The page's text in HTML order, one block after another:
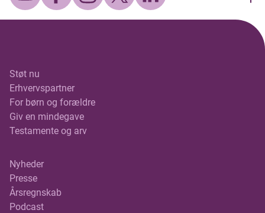
Støt nu
Erhvervspartner
For børn og forældre
Giv en mindegave
Testamente og arv
Nyheder
Presse
Årsregnskab
Podcast